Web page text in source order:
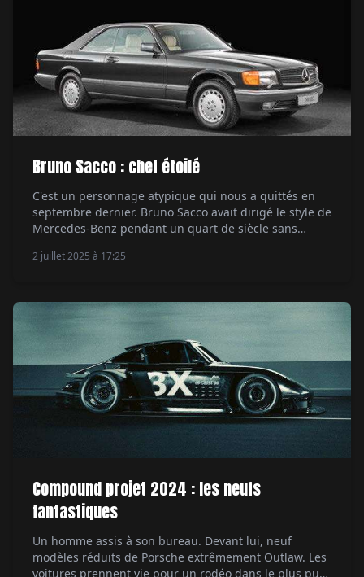
Bruno Sacco : chef étoilé
C'est un personnage atypique qui nous a quittés en
septembre dernier. Bruno Sacco avait dirigé le style de
Mercedes-Benz pendant un quart de siècle sans
et sans jamais oublier de mettre en avant la défense
2 juillet 2025 à 17:25
Compound projet 2024 : les neufs
fantastiques
Un homme assis à son bureau. Devant lui, neuf
modèles réduits de Porsche extrêmement Outlaw. Les
voitures prennent vie pour un rodéo dans le plus pur